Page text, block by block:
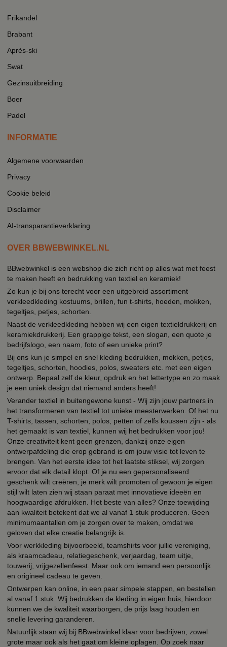
Frikandel
Brabant
Après-ski
Swat
Gezinsuitbreiding
Boer
Padel
INFORMATIE
Algemene voorwaarden
Privacy
Cookie beleid
Disclaimer
AI-transparantieverklaring
OVER BBWEBWINKEL.NL
BBwebwinkel is een webshop die zich richt op alles wat met feest
te maken heeft en bedrukking van textiel en keramiek!
Zo kun je bij ons terecht voor een uitgebreid assortiment
verkleedkleding kostuums, brillen, fun t-shirts, hoeden, mokken,
tegeltjes, petjes, schorten.
Naast de verkleedkleding hebben wij een eigen textieldrukkerij en
keramiekdrukkerij. Een grappige tekst, een slogan, een quote je
bedrijfslogo, een naam, foto of een unieke print?
Bij ons kun je simpel en snel kleding bedrukken, mokken, petjes,
tegeltjes, schorten, hoodies, polos, sweaters etc. met een eigen
ontwerp. Bepaal zelf de kleur, opdruk en het lettertype en zo maak
je een uniek design dat niemand anders heeft!
Verander textiel in buitengewone kunst - Wij zijn jouw partners in
het transformeren van textiel tot unieke meesterwerken. Of het nu
T-shirts, tassen, schorten, polos, petten of zelfs koussen zijn - als
het gemaakt is van textiel, kunnen wij het bedrukken voor jou!
Onze creativiteit kent geen grenzen, dankzij onze eigen
ontwerpafdeling die erop gebrand is om jouw visie tot leven te
brengen. Van het eerste idee tot het laatste stiksel, wij zorgen
ervoor dat elk detail klopt. Of je nu een gepersonaliseerd
geschenk wilt creëren, je merk wilt promoten of gewoon je eigen
stijl wilt laten zien wij staan paraat met innovatieve ideeën en
hoogwaardige afdrukken. Het beste van alles? Onze toewijding
aan kwaliteit betekent dat we al vanaf 1 stuk produceren. Geen
minimumaantallen om je zorgen over te maken, omdat we
geloven dat elke creatie belangrijk is.
Voor werkkleding bijvoorbeeld, teamshirts voor jullie vereniging,
als kraamcadeau, relatiegeschenk, verjaardag, team uitje,
touwerij, vrijgezellenfeest. Maar ook om iemand een persoonlijk
en origineel cadeau te geven.
Ontwerpen kan online, in een paar simpele stappen, en bestellen
al vanaf 1 stuk. Wij bedrukken de kleding in eigen huis, hierdoor
kunnen we de kwaliteit waarborgen, de prijs laag houden en
snelle levering garanderen.
Natuurlijk staan wij bij BBwebwinkel klaar voor bedrijven, zowel
grote maar ook als het gaat om kleine oplagen. Op zoek naar